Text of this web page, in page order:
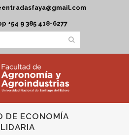
+54 9 385 418-6277
DE ECONOMÍA